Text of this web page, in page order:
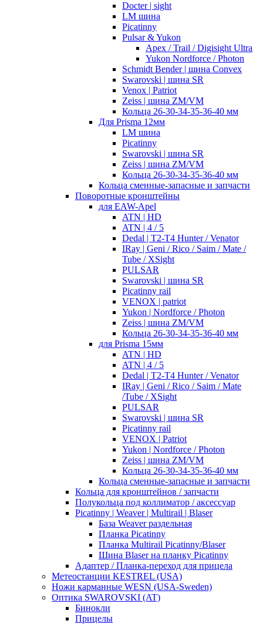
Docter | sight
LM шина
Picatinny
Pulsar & Yukon
Apex / Trail / Digisight Ultra
Yukon Nordforce / Photon
Schmidt Bender | шина Convex
Swarovski | шина SR
Venox | Patriot
Zeiss | шина ZM/VM
Кольца 26-30-34-35-36-40 мм
Для Prisma 12мм
LM шина
Picatinny
Swarovski | шина SR
Zeiss | шина ZM/VM
Кольца 26-30-34-35-36-40 мм
Кольца сменные-запасные и запчасти
Поворотные кронштейны
для EAW-Apel
ATN | HD
ATN | 4 / 5
Dedal | T2-T4 Hunter / Venator
IRay | Geni / Rico / Saim / Mate /
Tube / XSight
PULSAR
Swarovski | шина SR
Picatinny rail
VENOX | patriot
Yukon | Nordforce / Photon
Zeiss | шина ZM/VM
Кольца 26-30-34-35-36-40 мм
для Prisma 15мм
ATN | HD
ATN | 4 / 5
Dedal | T2-T4 Hunter / Venator
IRay | Geni / Rico / Saim / Mate
/Tube / XSight
PULSAR
Swarovski | шина SR
Picatinny rail
VENOX | Patriot
Yukon | Nordforce / Photon
Zeiss | шина ZM/VM
Кольца 26-30-34-35-36-40 мм
Кольца сменные-запасные и запчасти
Кольца для кронштейнов / запчасти
Полукольца под коллиматор / аксессуар
Picatinny | Weaver | Multirail | Blaser
База Weaver раздельная
Планка Picatinny
Планка Multirail Picatinny/Blaser
Шина Blaser на планку Picatinny
Адаптер / Планка-переход для прицела
Метеостанции KESTREL (USA)
Ножи карманные WESN (USA-Sweden)
Оптика SWAROVSKI (AT)
Бинокли
Прицелы